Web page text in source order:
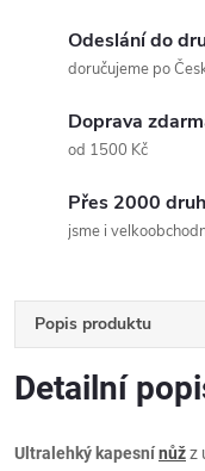
Odeslání do
doručujeme po
Doprava
od 1500 Kč
Přes 2000
jsme i
Popis produktu
Detailní
Ultralehký kapesnínůžz